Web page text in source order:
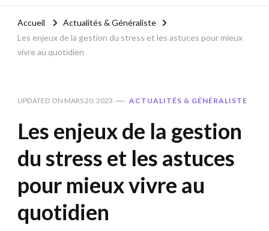
Accueil
Actualités & Généraliste
Les enjeux de la gestion du stress et les astuces pour mieux
vivre au quotidien
UPDATED ON MARS 20, 2023 ACTUALITÉS & GÉNÉRALISTE
Les enjeux de la gestion
du stress et les astuces
pour mieux vivre au
quotidien